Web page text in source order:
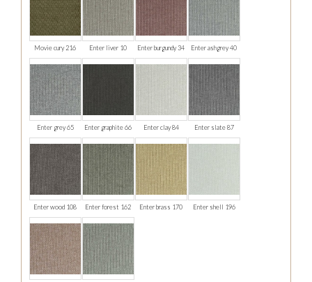
Movie cury 216 Enter liver 10 Enter burgundy 34 Enter ashgrey 40
Enter grey 65 Enter graphite 66 Enter clay 84 Enter slate 87
Enter wood 108 Enter forest 162 Enter brass 170 Enter shell 196